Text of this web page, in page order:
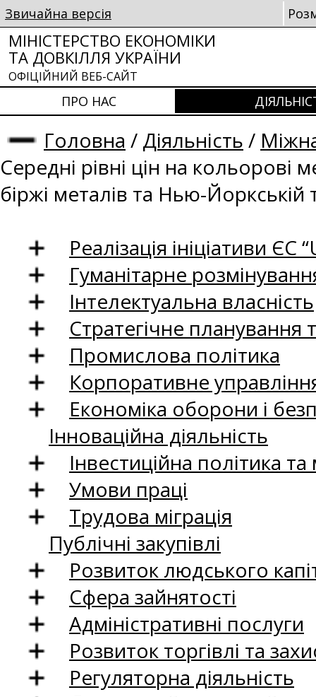
Звичайна версія
МІНІСТЕРСТВО ЕКОНОМІКИ
ТА ДОВКІЛЛЯ УКРАЇНИ
ОФІЦІЙНИЙ ВЕБ-САЙТ
ПРО НАС
Головна / Діяльність /
Середні рівні цін на кольорові
біржі металів та Нью-Йоркській
Реалізація ініціативи ЄС
Гуманітарне
Інтелектуальна власність
Стратегічне
Промислова політика
Корпоративне
Економіка оборони і
Інноваційна діяльність
Інвестиційна політика
Умови праці
Трудова міграція
Публічні закупівлі
Розвиток людського
Сфера зайнятості
Адміністративні послуги
Розвиток торгівлі та
Регуляторна діяльність